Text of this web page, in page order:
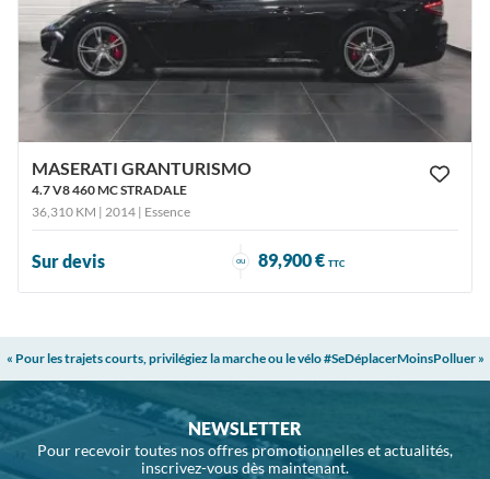
MASERATI GRANTURISMO
4.7 V8 460 MC STRADALE
36,310 KM | 2014 | Essence
Sur devis ou 89,900 € TTC
« Pour les trajets courts, privilégiez la marche ou le vélo #SeDéplacerMoinsPolluer »
NEWSLETTER
Pour recevoir toutes nos offres promotionnelles et actualités,
inscrivez-vous dès maintenant.